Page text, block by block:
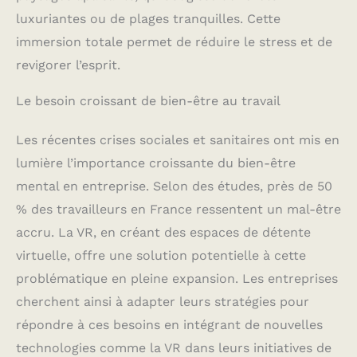
luxuriantes ou de plages tranquilles. Cette
immersion totale permet de réduire le stress et de
revigorer l’esprit.
Le besoin croissant de bien-être au travail
Les récentes crises sociales et sanitaires ont mis en
lumière l’importance croissante du bien-être
mental en entreprise. Selon des études, près de 50
% des travailleurs en France ressentent un mal-être
accru. La VR, en créant des espaces de détente
virtuelle, offre une solution potentielle à cette
problématique en pleine expansion. Les entreprises
cherchent ainsi à adapter leurs stratégies pour
répondre à ces besoins en intégrant de nouvelles
technologies comme la VR dans leurs initiatives de